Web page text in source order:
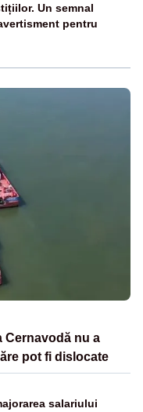
Un semnal
pentru
Cernavodă nu a
pot fi dislocate
salariului